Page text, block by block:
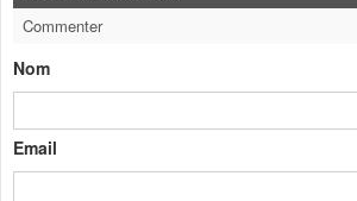
Commenter
Nom
Email